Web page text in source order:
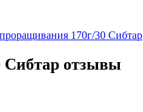
170г/30 Сибтар
Сибтар отзывы